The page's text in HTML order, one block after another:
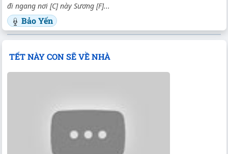
đi ngang nơi [C] này Sương [F]...
Bảo Yến
TẾT NÀY CON SẼ VỀ NHÀ